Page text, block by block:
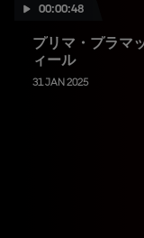
00:00:48
プリマ・プラマ
ィール
31 JAN 2025